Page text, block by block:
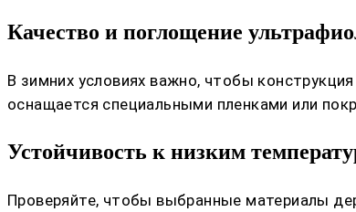
Качество и поглощение
В зимних условиях важно, чтобы
оснащается специальными пленками или
Устойчивость к низким
Проверяйте, чтобы выбранные материалы